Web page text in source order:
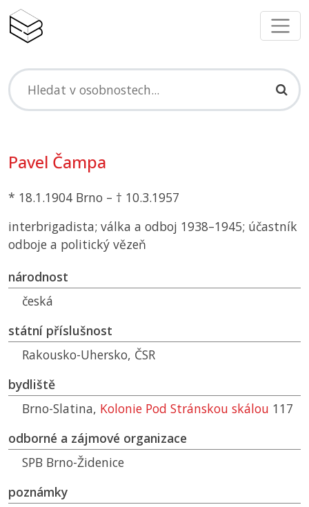
Pavel Čampa
* 18.1.1904 Brno – † 10.3.1957
interbrigadista; válka a odboj 1938–1945; účastník
odboje a politický vězeň
národnost
česká
státní příslušnost
Rakousko-Uhersko, ČSR
bydliště
Brno-Slatina, Kolonie Pod Stránskou skálou 117
odborné a zájmové organizace
SPB Brno-Židenice
poznámky